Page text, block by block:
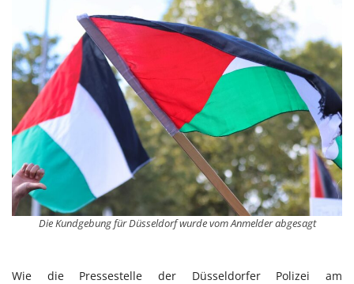
Die Kundgebung für Düsseldorf wurde vom Anmelder abgesagt
Wie die Pressestelle der Düsseldorfer Polizei am